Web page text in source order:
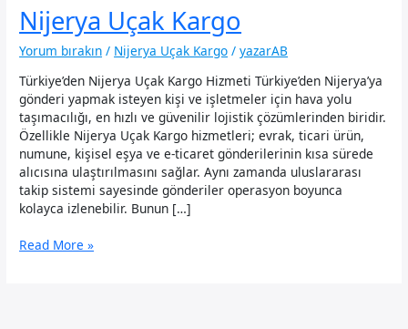
Nijerya Uçak Kargo
Yorum bırakın / Nijerya Uçak Kargo /yazarAB
Türkiye’den Nijerya Uçak Kargo Hizmeti Türkiye’den Nijerya’ya
gönderi yapmak isteyen kişi ve işletmeler için hava yolu
taşımacılığı, en hızlı ve güvenilir lojistik çözümlerinden biridir.
Özellikle Nijerya Uçak Kargo hizmetleri; evrak, ticari ürün,
numune, kişisel eşya ve e-ticaret gönderilerinin kısa sürede
alıcısına ulaştırılmasını sağlar. Aynı zamanda uluslararası
takip sistemi sayesinde gönderiler operasyon boyunca
kolayca izlenebilir. Bunun […]
Nijerya
Read More »